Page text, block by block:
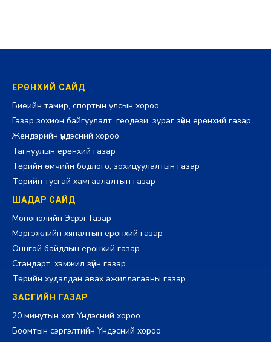
ЕРӨНХИЙ САЙД
Биеийн тамир, спортын улсын хороо
Газар зохион байгуулалт, геодези, зураг зүйн ерөнхий газар
Жендэрийн үндэсний хороо
Тагнуулын ерөнхий газар
Төрийн өмчийн бодлого, зохицуулалтын газар
Төрийн тусгай хамгаалалтын газар
ШАДАР САЙД
Монополийн Эсрэг Газар
Мэргэжлийн хяналтын ерөнхий газар
Онцгой байдлын ерөнхий газар
Стандарт, хэмжил зүйн газар
Төрийн худалдан авах ажиллагааны газар
ЗАСГИЙН ГАЗАР
20 минутын хот Үндэсний хороо
Боомтын сэргэлтийн Үндэсний хороо